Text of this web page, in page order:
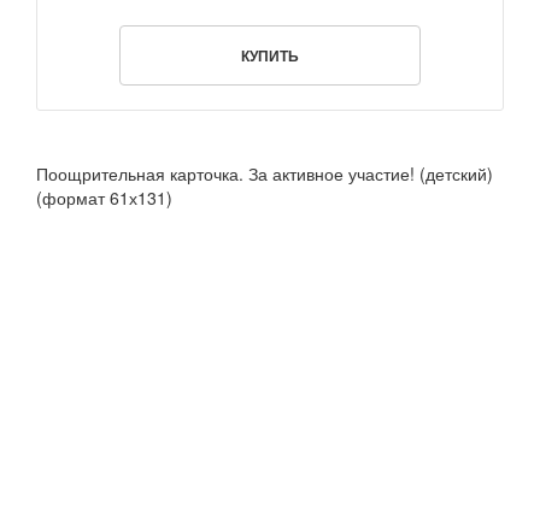
КУПИТЬ
Поощрительная карточка. За активное участие! (детский)
(формат 61х131)